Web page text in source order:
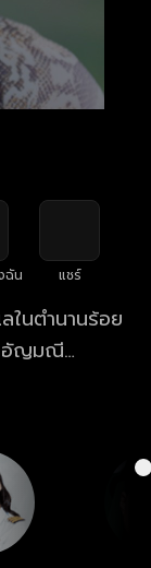
ฉัน แชร์
นตำนานร้อย
อัญมณี
าณินทร์) ชาย